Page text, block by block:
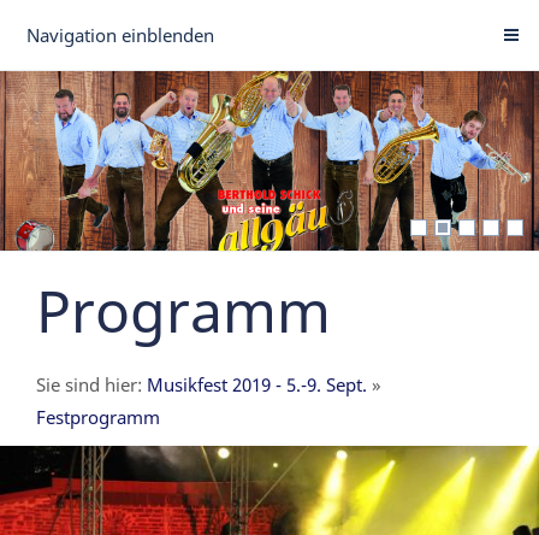
Navigation einblenden
Programm
Sie sind hier: Musikfest 2019 - 5.-9. Sept. »
Festprogramm